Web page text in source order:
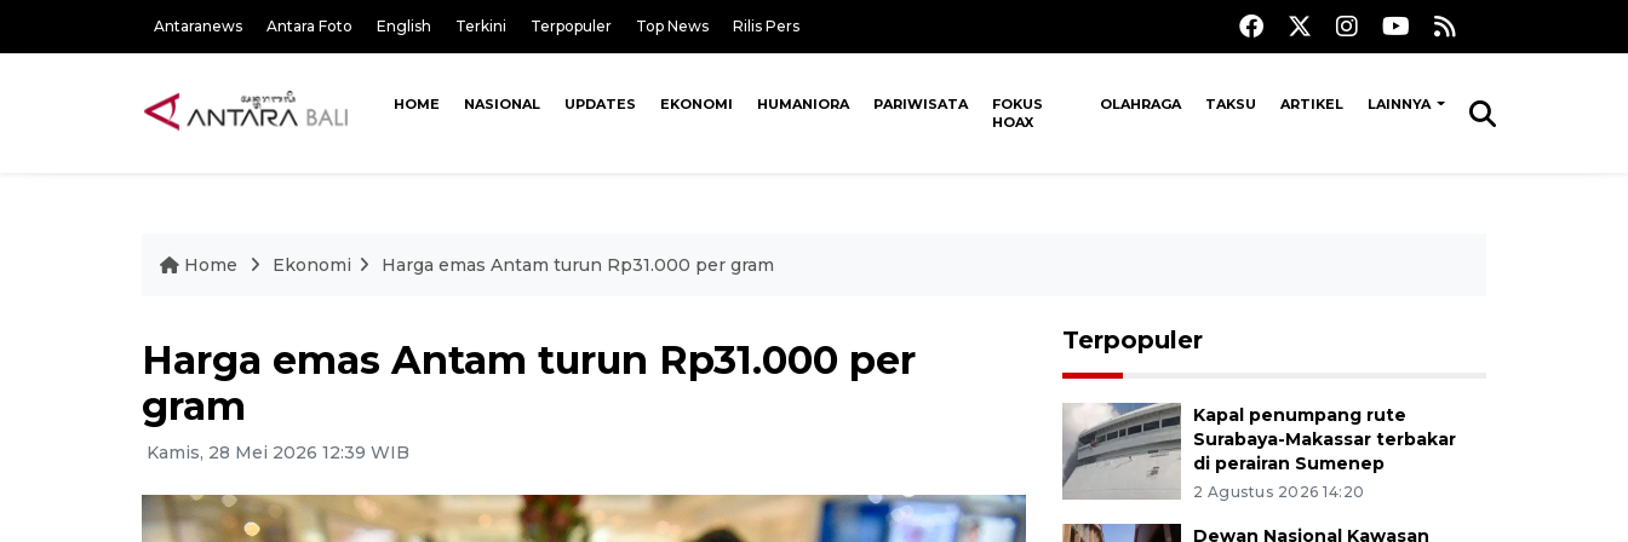
Antaranews Antara Foto English Terkini Terpopuler Top News Rilis Pers
HOME NASIONAL UPDATES EKONOMI HUMANIORA PARIWISATA
FOKUS
HOAX
OLAHRAGA TAKSU ARTIKEL LAINNYA
Home Ekonomi Harga emas Antam turun Rp31.000 per gram
Harga emas Antam turun Rp31.000 per
gram
Kamis, 28 Mei 2026 12:39 WIB
Terpopuler
Kapal penumpang rute
Surabaya-Makassar terbakar
di perairan Sumenep
2 Agustus 2026 14:20
Dewan Nasional Kawasan